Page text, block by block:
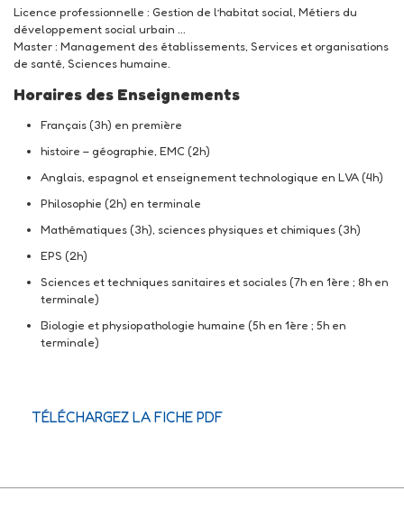
Licence professionnelle : Gestion de l’habitat social, Métiers du
développement social urbain ...
Master : Management des établissements, Services et organisations
de santé, Sciences humaine.
Horaires des Enseignements
Français (3h) en première
histoire – géographie, EMC (2h)
Anglais, espagnol et enseignement technologique en LVA (4h)
Philosophie (2h) en terminale
Mathématiques (3h), sciences physiques et chimiques (3h)
EPS (2h)
Sciences et techniques sanitaires et sociales (7h en 1ère ; 8h en
terminale)
Biologie et physiopathologie humaine (5h en 1ère ; 5h en
terminale)
TÉLÉCHARGEZ LA FICHE PDF